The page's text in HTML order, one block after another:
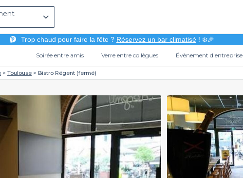
Trop chaud pour faire la fête ? Réservez un bar climatisé! ❄️🎉
Soirée entre amis Verre entre collègues Évènement d'entreprise
Toulouse Bistro Régent (fermé)